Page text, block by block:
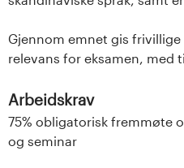
Gjennom emnet gis
relevans for eksamen, med
Arbeidskrav
75% obligatorisk fremmøte
og seminar